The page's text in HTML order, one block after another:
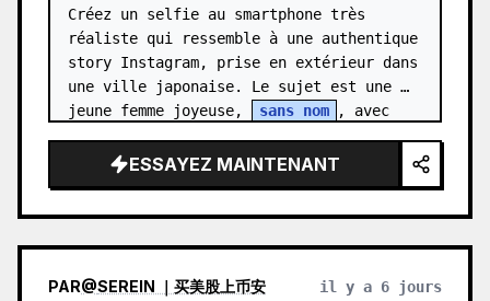
Créez un selfie au smartphone très
réaliste qui ressemble à une authentique
story Instagram, prise en extérieur dans
une ville japonaise. Le sujet est une
jeune femme joyeuse,
sans nom
, avec
ESSAYEZ MAINTENANT
PAR@SEREIN ｜买美股上币安 il y a 6 jours